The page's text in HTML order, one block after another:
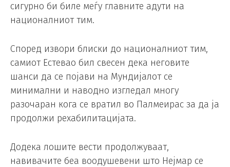
сигурно би биле меѓу главните адути на
националниот тим.
Според извори блиски до националниот тим,
самиот Естевао бил свесен дека неговите
шанси да се појави на Мундијалот се
минимални и наводно изгледал многу
разочаран кога се вратил во Палмеирас за да ја
продолжи рехабилитацијата.
Додека лошите вести продолжуваат,
навивачите беа воодушевени што Нејмар се